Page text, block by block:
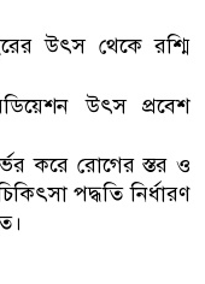
উৎস থেকে রশ্মি
উৎস প্রবেশ
করে রোগের স্তর ও
পদ্ধতি নির্ধারণ